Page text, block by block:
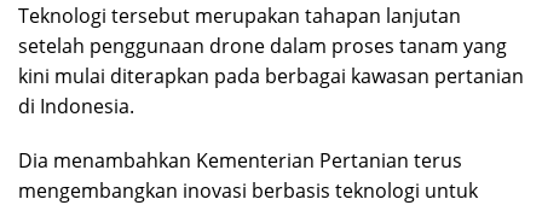
Teknologi tersebut merupakan tahapan lanjutan
setelah penggunaan drone dalam proses tanam yang
kini mulai diterapkan pada berbagai kawasan pertanian
di Indonesia.
Dia menambahkan Kementerian Pertanian terus
mengembangkan inovasi berbasis teknologi untuk